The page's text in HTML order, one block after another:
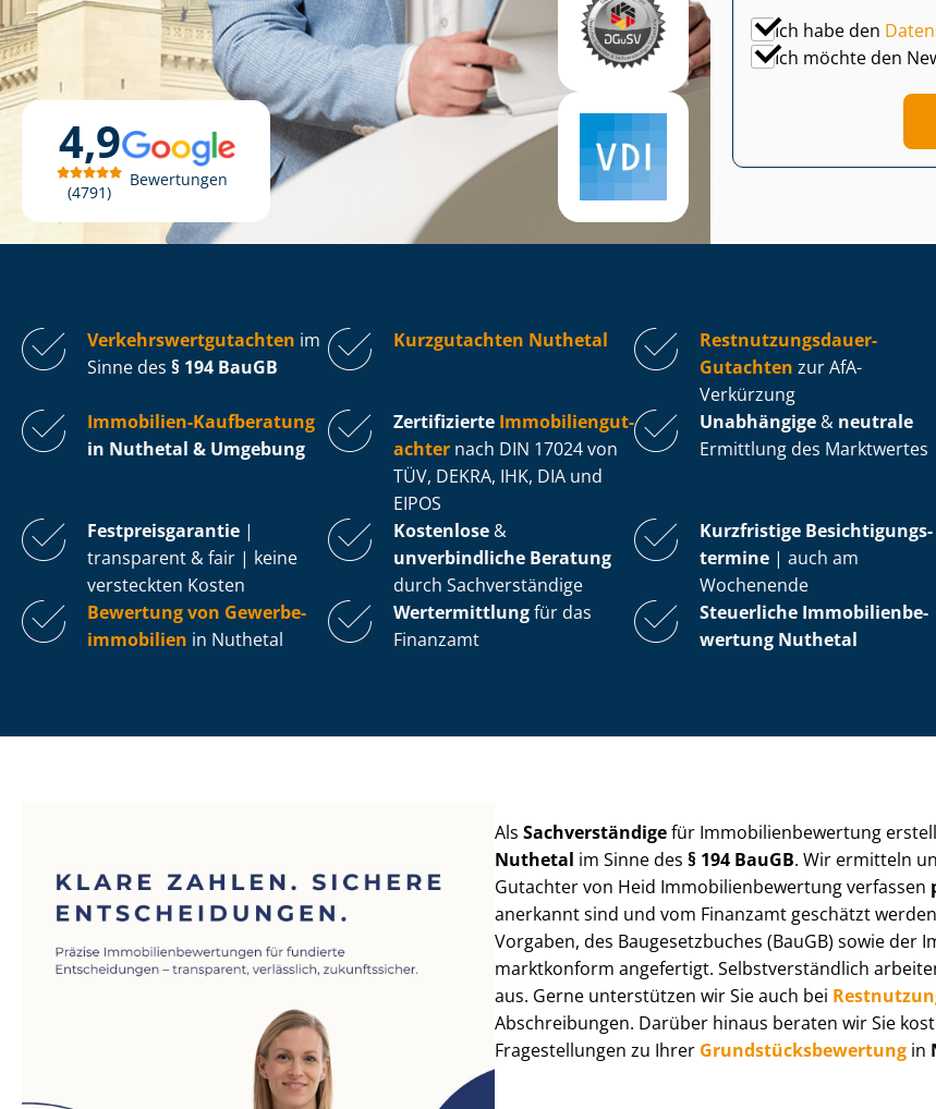
4,9
4791
Bewertungen
Ich habe den
Ich möchte den
Ver­kehrs­wert­gut­ach­ten im
Sinne des § 194 BauGB
Kurzgutachten Nuthetal
Rest­nut­zungs­dau­er-
Gutachten zur AfA-
Verkürzung
Immobilien-Kaufberatung
in Nuthetal & Umgebung
Zertifizierte Im­mo­bi­li­en­gut­
ach­ter nach DIN 17024 von
TÜV, DEKRA, IHK, DIA und
EIPOS
Unabhängige & neutrale
Ermittlung des Marktwertes
Fest­preis­ga­ran­tie |
transparent & fair | keine
versteckten Kosten
Kostenlose &
unverbindliche Beratung
durch Sachverständige
Kurzfristige Be­sich­ti­gungs­
ter­mi­ne | auch am
Wochenende
Bewertung von Ge­wer­be­
im­mo­bi­li­en in Nuthetal
Wertermittlungfür das
Finanzamt
Steuerliche Im­mo­bi­li­en­be­
wer­tung Nuthetal
AlsSachverständigefür Im­mo­bi­li­en­be­wer­tung
Nuthetal im Sinne des§ 194 BauGB. Wir ermitteln
Gutachter von Heid Im­mo­bi­li­en­be­wer­tung verfassen
anerkannt sind und vom Finanzamt geschätzt
Vorgaben, des Baugesetzbuches (BauGB) sowie
marktkonform angefertigt. Selbst­ver­ständ­lich
aus. Gerne unterstützen wir Sie auch bei
Abschreibungen. Darüber hinaus beraten wir Sie
Fragestellungen zu Ihrer Grund­stücks­be­wer­tung in